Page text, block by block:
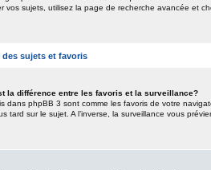
vos sujets, utilisez la page de recherche avancée et
des sujets et favoris
la différence entre les favoris et la surveillance?
dans phpBB 3 sont comme les favoris de votre
tard sur le sujet. A l’inverse, la surveillance vous